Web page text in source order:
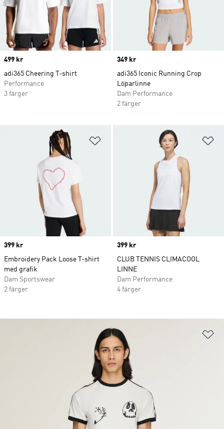
Price
499 kr
adi365 Cheering T-shirt
Performance
3 färger
Price
349 kr
adi365 Iconic Running Crop
Löparlinne
Dam Performance
2 färger
Lägg till på önskelistan
Price
399 kr
Embroidery Pack Loose T-shirt
med grafik
Dam Sportswear
2 färger
Price
399 kr
CLUB TENNIS CLIMACOOL
LINNE
Dam Performance
4 färger